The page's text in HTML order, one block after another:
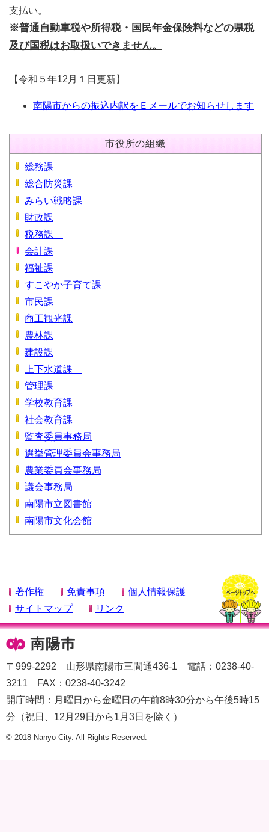
支払い。
※普通自動車税や所得税・国民年金保険料などの県税
及び国税はお取扱いできません。
【令和５年12月１日更新】
南陽市からの振込内訳をＥメールでお知らせします
市役所の組織
総務課
総合防災課
みらい戦略課
財政課
税務課
会計課
福祉課
すこやか子育て課
市民課
商工観光課
農林課
建設課
上下水道課
管理課
学校教育課
社会教育課
監査委員事務局
選挙管理委員会事務局
農業委員会事務局
議会事務局
南陽市立図書館
南陽市文化会館
著作権 免責事項
個人情報保護
サイトマップ
リンク
〒999-2292 山形県南陽市三間通436-1 電話：0238-40-
3211 FAX：0238-40-3242
開庁時間：月曜日から金曜日の午前8時30分から午後5時15
分（祝日、12月29日から1月3日を除く）
© 2018 Nanyo City. All Rights Reserved.